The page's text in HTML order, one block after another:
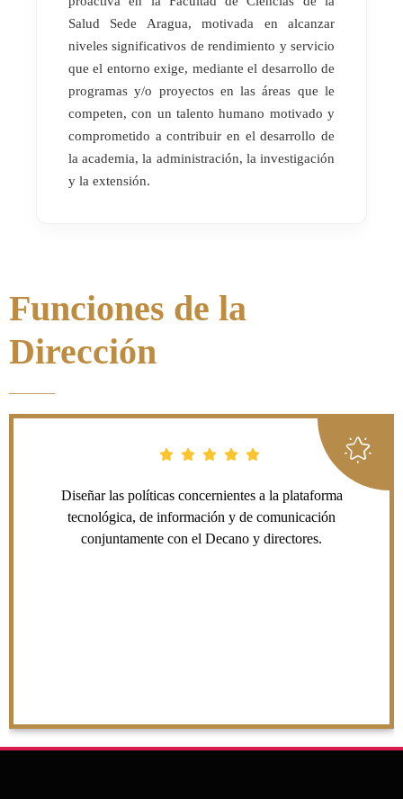
Salud Sede Aragua, motivada en alcanzar
niveles significativos de rendimiento y servicio
que el entorno exige, mediante el desarrollo de
programas y/o proyectos en las áreas que le
competen, con un talento humano motivado y
comprometido a contribuir en el desarrollo de
la academia, la administración, la investigación
y la extensión.
Funciones de la
Dirección
Diseñar las políticas concernientes a la plataforma
tecnológica, de información y de comunicación
conjuntamente con el Decano y directores.